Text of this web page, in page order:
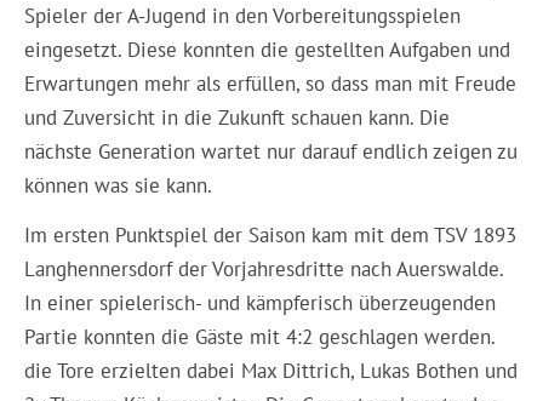
Spieler der A-Jugend in den Vorbereitungsspielen
eingesetzt. Diese konnten die gestellten Aufgaben und
Erwartungen mehr als erfüllen, so dass man mit Freude
und Zuversicht in die Zukunft schauen kann. Die
nächste Generation wartet nur darauf endlich zeigen zu
können was sie kann.
Im ersten Punktspiel der Saison kam mit dem TSV 1893
Langhennersdorf der Vorjahresdritte nach Auerswalde.
In einer spielerisch- und kämpferisch überzeugenden
Partie konnten die Gäste mit 4:2 geschlagen werden.
die Tore erzielten dabei Max Dittrich, Lukas Bothen und